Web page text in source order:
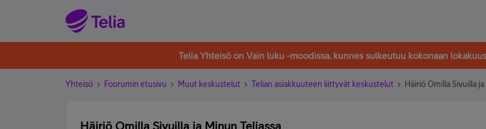
Telia Yhteisö on Vain luku -moodissa, kunnes sulkeutuu kokonaan
Yhteisö Foorumin etusivu Muut keskustelut Telian asiakkuuteen liittyvät keskustelut Häiriö Omilla Sivuilla
Häiriö Omilla Sivuilla ja Minun Teliassa